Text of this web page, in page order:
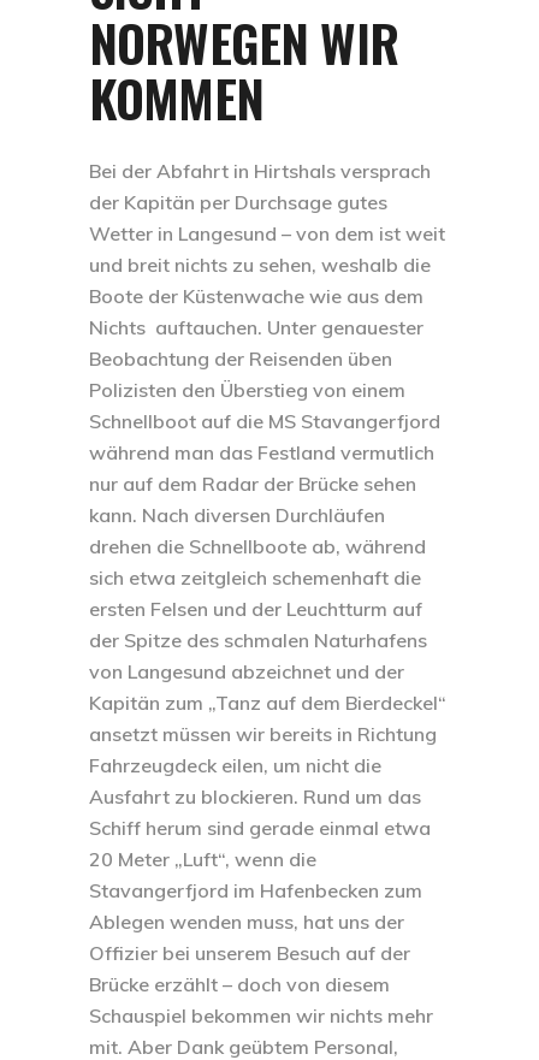
NORWEGEN WIR
KOMMEN
Bei der Abfahrt in Hirtshals versprach
der Kapitän per Durchsage gutes
Wetter in Langesund – von dem ist weit
und breit nichts zu sehen, weshalb die
Boote der Küstenwache wie aus dem
Nichts auftauchen. Unter genauester
Beobachtung der Reisenden üben
Polizisten den Überstieg von einem
Schnellboot auf die MS Stavangerfjord
während man das Festland vermutlich
nur auf dem Radar der Brücke sehen
kann. Nach diversen Durchläufen
drehen die Schnellboote ab, während
sich etwa zeitgleich schemenhaft die
ersten Felsen und der Leuchtturm auf
der Spitze des schmalen Naturhafens
von Langesund abzeichnet und der
Kapitän zum „Tanz auf dem Bierdeckel“
ansetzt müssen wir bereits in Richtung
Fahrzeugdeck eilen, um nicht die
Ausfahrt zu blockieren. Rund um das
Schiff herum sind gerade einmal etwa
20 Meter „Luft“, wenn die
Stavangerfjord im Hafenbecken zum
Ablegen wenden muss, hat uns der
Offizier bei unserem Besuch auf der
Brücke erzählt – doch von diesem
Schauspiel bekommen wir nichts mehr
mit. Aber Dank geübtem Personal,